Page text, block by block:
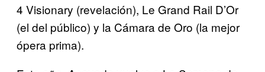
4 Visionary (revelación), Le Grand Rail D’Or
(el del público) y la Cámara de Oro (la mejor
ópera prima).